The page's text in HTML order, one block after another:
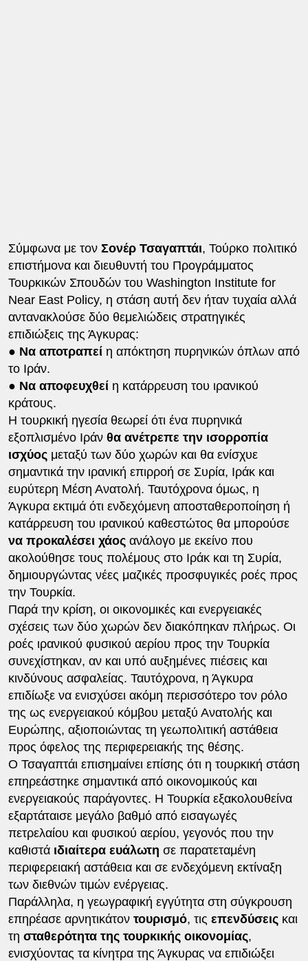
Σύμφωνα με τον Σονέρ Τσαγαπτάι, Τούρκο πολιτικό
επιστήμονα και διευθυντή του Προγράμματος
Τουρκικών Σπουδών του Washington Institute for
Near East Policy, η στάση αυτή δεν ήταν τυχαία αλλά
αντανακλούσε δύο θεμελιώδεις στρατηγικές
επιδιώξεις της Άγκυρας:
● Να αποτραπεί η απόκτηση πυρηνικών όπλων από
το Ιράν.
● Να αποφευχθεί η κατάρρευση του ιρανικού
κράτους.
Η τουρκική ηγεσία θεωρεί ότι ένα πυρηνικά
εξοπλισμένο Ιράνθα ανέτρεπε την ισορροπία
ισχύος μεταξύ των δύο χωρών και θα ενίσχυε
σημαντικά την ιρανική επιρροή σε Συρία, Ιράκ και
ευρύτερη Μέση Ανατολή. Ταυτόχρονα όμως, η
Άγκυρα εκτιμά ότι ενδεχόμενη αποσταθεροποίηση ή
κατάρρευση του ιρανικού καθεστώτος θα μπορούσε
να προκαλέσει χάοςανάλογο με εκείνο που
ακολούθησε τους πολέμους στο Ιράκ και τη Συρία,
δημιουργώντας νέες μαζικές προσφυγικές ροές προς
την Τουρκία.
Παρά την κρίση, οι οικονομικές και ενεργειακές
σχέσεις των δύο χωρών δεν διακόπηκαν πλήρως. Οι
ροές ιρανικού φυσικού αερίου προς την Τουρκία
συνεχίστηκαν, αν και υπό αυξημένες πιέσεις και
κινδύνους ασφαλείας. Ταυτόχρονα, η Άγκυρα
επιδίωξε να ενισχύσει ακόμη περισσότερο τον ρόλο
της ως ενεργειακού κόμβου μεταξύ Ανατολής και
Ευρώπης, αξιοποιώντας τη γεωπολιτική αστάθεια
προς όφελος της περιφερειακής της θέσης.
Ο Τσαγαπτάι επισημαίνει επίσης ότι η τουρκική στάση
επηρεάστηκε σημαντικά από οικονομικούς και
ενεργειακούς παράγοντες. Η Τουρκία εξακολουθείνα
εξαρτάταισε μεγάλο βαθμό από εισαγωγές
πετρελαίου και φυσικού αερίου, γεγονός που την
καθιστά ιδιαίτερα ευάλωτη σε παρατεταμένη
περιφερειακή αστάθεια και σε ενδεχόμενη εκτίναξη
των διεθνών τιμών ενέργειας.
Παράλληλα, η γεωγραφική εγγύτητα στη σύγκρουση
επηρέασε αρνητικάτοντουρισμό, τις επενδύσεις και
τη σταθερότητα της τουρκικής οικονομίας,
ενισχύοντας τα κίνητρα της Άγκυρας να επιδιώξει